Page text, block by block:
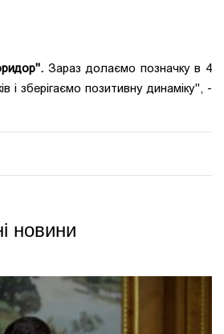
Зараз долаємо позначку в 4
і зберігаємо позитивну динаміку", -
новини